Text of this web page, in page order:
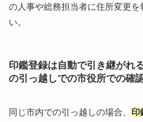
の人事や総務担当者に住所変更を
い。
印鑑登録は自動で引き継がれ
の引っ越しでの市役所での確
同じ市内での引っ越しの場合、 印